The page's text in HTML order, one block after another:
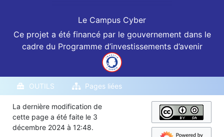
Le Campus Cyber
Ce projet a été financé par le gouvernement dans le
cadre du Programme d’investissements d’avenir
OUTILS Pages liées
La dernière modification de
cette page a été faite le 3
décembre 2024 à 12:48.